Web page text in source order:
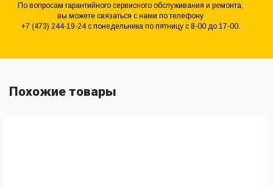
По вопросам гарантийного сервисного обслуживания и ремонта,
вы можете связаться с нами по телефону
+7 (473) 244-19-24 с понедельника по пятницу с 8-00 до 17-00.
Похожие товары